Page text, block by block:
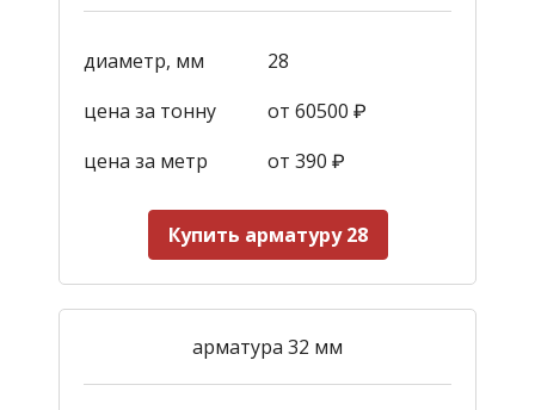
диаметр, мм
28
цена за тонну
от 60500 ₽
цена за метр
от 390 ₽
Купить арматуру 28
арматура 32 мм